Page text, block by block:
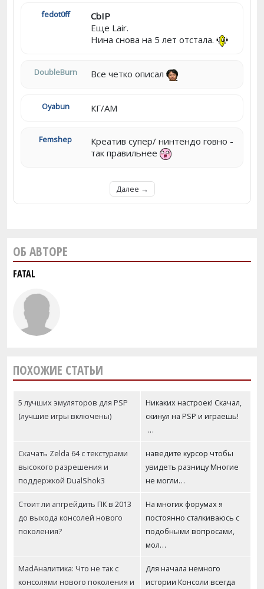
fedot0ff
CbIP
Еще Lair.
Нина снова на 5 лет отстала.
DoubleBurn Все четко описал
Oyabun КГ/АМ
Femshep
Креатив супер/ нинтендо говно -
так правильнее
Далее →
ОБ АВТОРЕ
FATAL
ПОХОЖИЕ СТАТЬИ
5 лучших эмуляторов для PSP
(лучшие игры включены)
Никаких настроек! Скачал,
скинул на PSP и играешь!
…
Скачать Zelda 64 с текстурами
высокого разрешения и
поддержкой DualShok3
наведите курсор чтобы
увидеть разницу Многие
не могли…
Стоит ли апгрейдить ПК в 2013
до выхода консолей нового
поколения?
На многих форумах я
постоянно сталкиваюсь с
подобными вопросами,
мол…
MadАналитика: Что не так с
консолями нового поколения и
Для начала немного
истории Консоли всегда